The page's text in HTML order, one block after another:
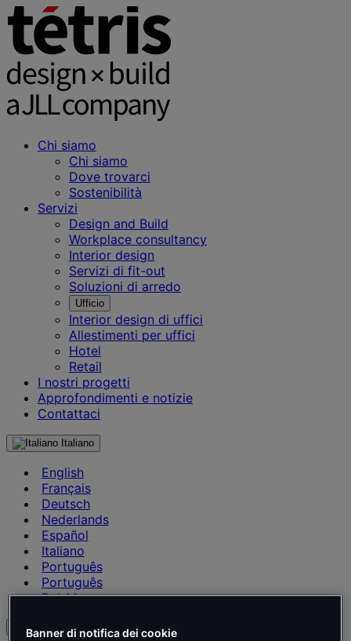
Chi siamo
Chi siamo
Dove trovarci
Sostenibilità
Servizi
Design and Build
Workplace consultancy
Interior design
Servizi di fit-out
Soluzioni di arredo
Ufficio
Interior design di uffici
Allestimenti per uffici
Hotel
Retail
I nostri progetti
Approfondimenti e notizie
Contattaci
Italiano
English
Français
Deutsch
Nederlands
Español
Italiano
Português
Português
Polski
Banner di notifica dei cookie